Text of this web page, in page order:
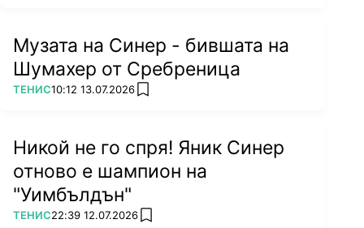
Музата на Синер - бившата на
Шумахер от Сребреница
ПОВЕЧЕ ОТ
ТЕНИС10:12 13.07.2026 add favorites
Никой не го спря! Яник Синер
отново е шампион на
"Уимбълдън"
ПОВЕЧЕ ОТ
ТЕНИС22:39 12.07.2026 add favorites